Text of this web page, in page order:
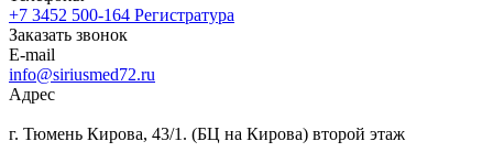
+7 3452 500-164 Регистратура
Заказать звонок
E-mail
info@siriusmed72.ru
Адрес
г. Тюмень Кирова, 43/1. (БЦ на Кирова) второй этаж